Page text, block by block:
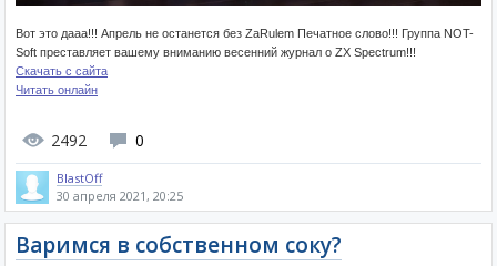
Вот это дааа!!! Апрель не останется без ZaRulem Печатное слово!!! Группа NOT-
Soft преставляет вашему вниманию весенний журнал о ZX Spectrum!!!
Скачать с сайта
Читать онлайн
2492 0
BlastOff
30 апреля 2021, 20:25
Варимся в собственном соку?